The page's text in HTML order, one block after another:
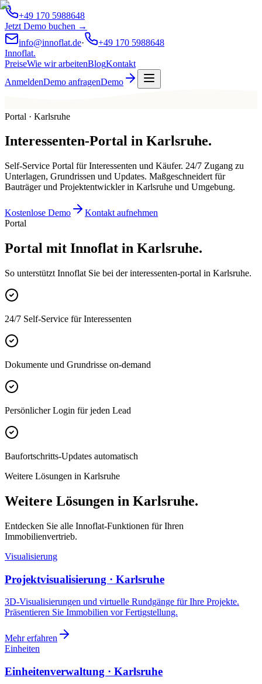
+49 170 5988648
Jetzt Demo buchen →
info@innoflat.de·
+49 170 5988648
Innoflat.
PreiseWie wir arbeitenBlogKontakt
AnmeldenDemo anfragenDemo
Portal · Karlsruhe
Interessenten-Portal in Karlsruhe.
Self-Service Portal für Interessenten und Käufer. 24/7 Zugang zu
Unterlagen, Grundrissen und Updates. Maßgeschneidert für
Bauträger und Projektentwickler in Karlsruhe und Umgebung.
Kostenlose Demo
Kontakt aufnehmen
Portal
Portal mit Innoflat in Karlsruhe.
So unterstützt Innoflat Sie bei der interessenten-portal in Karlsruhe.
24/7 Self-Service für Interessenten
Dokumente und Grundrisse on-demand
Persönlicher Login für jeden Lead
Baufortschritts-Updates automatisch
Weitere Lösungen in Karlsruhe
Weitere Lösungen in Karlsruhe.
Entdecken Sie alle Innoflat-Funktionen für Ihren
Immobilienvertrieb.
Visualisierung
Projektvisualisierung · Karlsruhe
3D-Visualisierungen und virtuelle Rundgänge für Ihre Projekte.
Präsentieren Sie Immobilien vor Fertigstellung.
Mehr erfahren
Einheiten
Einheitenverwaltung · Karlsruhe